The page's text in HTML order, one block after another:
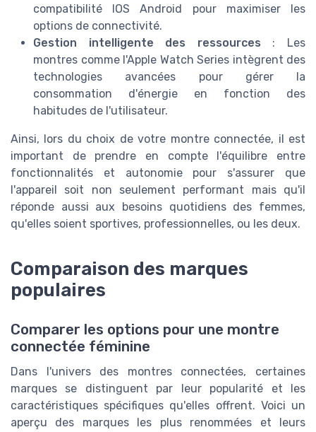
compatibilité IOS Android pour maximiser les
options de connectivité.
Gestion intelligente des ressources : Les
montres comme l'Apple Watch Series intègrent des
technologies avancées pour gérer la
consommation d'énergie en fonction des
habitudes de l'utilisateur.
Ainsi, lors du choix de votre montre connectée, il est
important de prendre en compte l'équilibre entre
fonctionnalités et autonomie pour s'assurer que
l'appareil soit non seulement performant mais qu'il
réponde aussi aux besoins quotidiens des femmes,
qu'elles soient sportives, professionnelles, ou les deux.
Comparaison des marques
populaires
Comparer les options pour une montre
connectée féminine
Dans l'univers des montres connectées, certaines
marques se distinguent par leur popularité et les
caractéristiques spécifiques qu'elles offrent. Voici un
aperçu des marques les plus renommées et leurs